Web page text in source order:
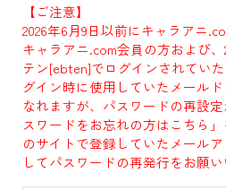
【ご注意】
2026年6月9日以前にキャラアニ
キャラアニ.com会員の方および、
テン[ebten]でログインされてい
グイン時に使用していたメール
なれますが、パスワードの再設
スワードをお忘れの方はこちら
のサイトで登録していたメール
してパスワードの再発行をお願い